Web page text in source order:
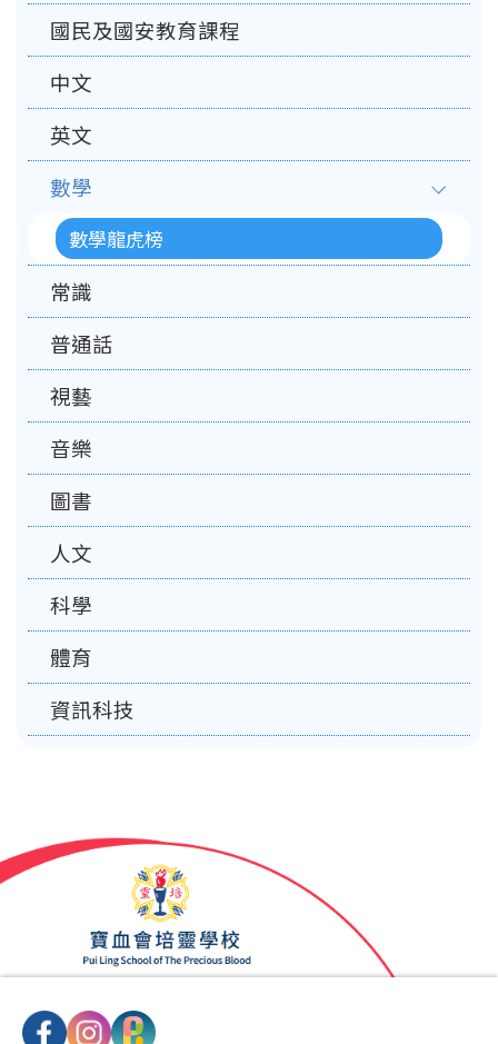
國民及國安教育課程
中文
英文
數學
數學龍虎榜
常識
普通話
視藝
音樂
圖書
人文
科學
體育
資訊科技